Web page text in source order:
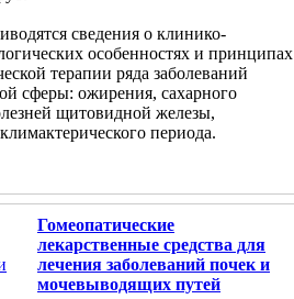
сведения о клинико-
особенностях и принципах
терапии ряда заболеваний
сферы: ожирения, сахарного
щитовидной железы,
периода.
Гомеопатические
лекарственные средства для
лечения заболеваний почек и
мочевыводящих путей